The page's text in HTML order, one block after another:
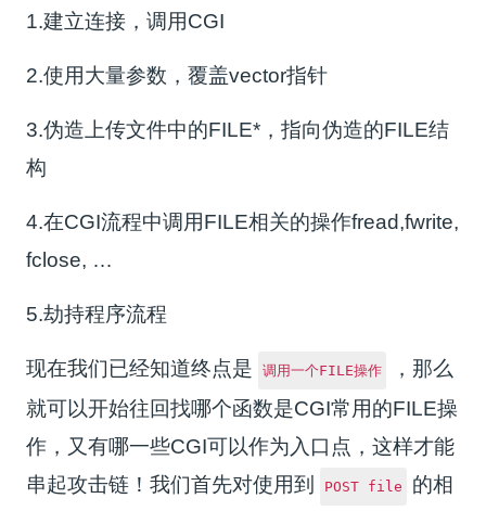
1.建立连接，调用CGI
2.使用大量参数，覆盖vector指针
3.伪造上传文件中的FILE*，指向伪造的FILE结
构
4.在CGI流程中调用FILE相关的操作fread,fwrite,
fclose, …
5.劫持程序流程
现在我们已经知道终点是 调用一个FILE操作
，那么
就可以开始往回找哪个函数是CGI常用的FILE操
作，又有哪一些CGI可以作为入口点，这样才能
串起攻击链！我们首先对使用到
POST file
的相